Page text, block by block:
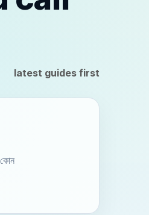
latest guides first
কোন